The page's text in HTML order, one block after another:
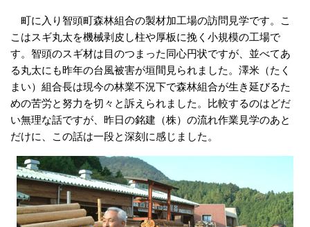
町に入り智頭町森林組合の製材加工場の訪問見学です。こ
こはスギ丸太を機械剥皮し柱や厚板に挽く小規模の工場で
す。智頭のスギ材は目のつまった同心円状ですが、並べてあ
る丸太にも昨年の台風被害が垣間見られました。澤米（たく
まい）組合長は現今の林業不況下で森林組合が生き延びるた
めの苦労と努力を切々と訴えられました。比較するのはどだ
い無理な話ですが、昨日の銘建（株）の流れ作業見学のあと
だけに、この話は一段と深刻に感じました。